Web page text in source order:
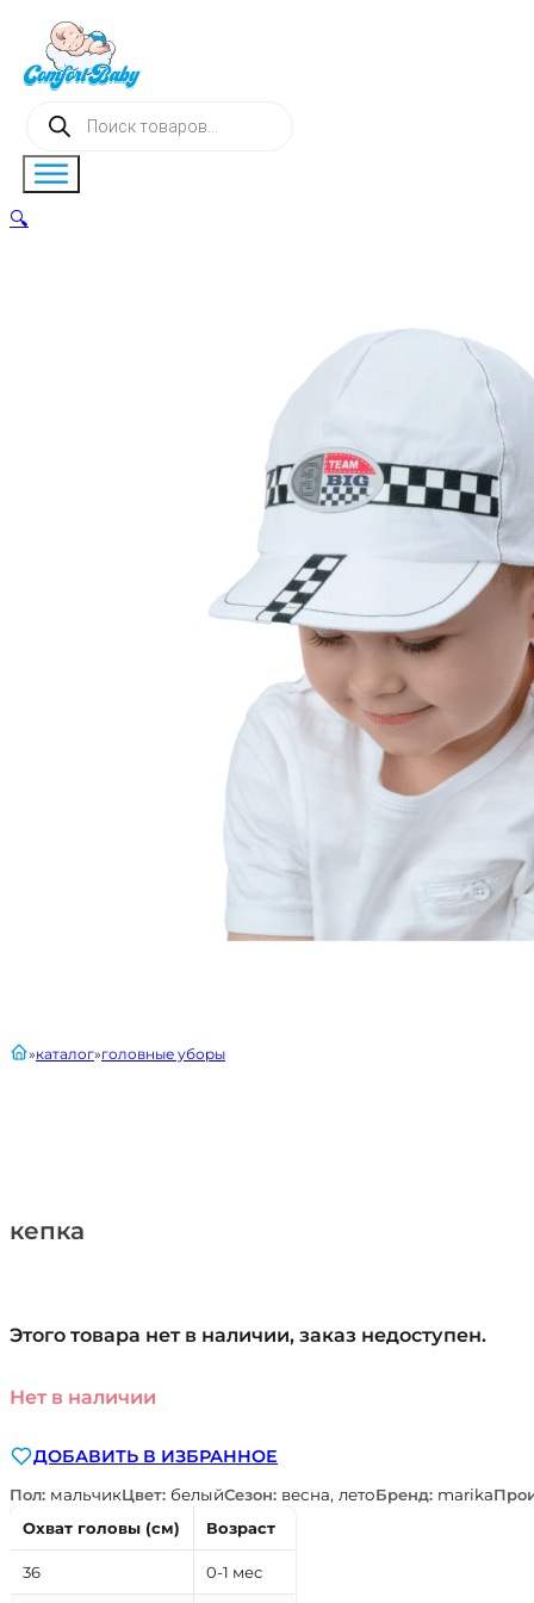
Поиск
товаров
кепка
главнаякаталог головные уборы
Этого товара нет в наличии, заказ недоступен.
Нет в наличии
ДОБАВИТЬ В ИЗБРАННОЕ
Пол: мальчикЦвет: белыйСезон: весна, летоБренд: marika
Охват головы (см)
Возраст
36 0-1 мес
🔍